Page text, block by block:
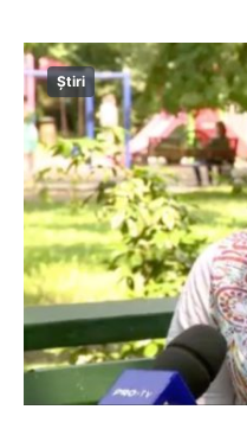
Știri